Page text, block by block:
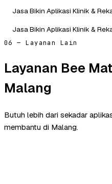
Jasa Bikin Aplikasi Klinik &
Jasa Bikin Aplikasi Klinik &
06 — Layanan Lain
Layanan Bee
Malang
Butuh lebih dari sekadar
membantu di Malang.